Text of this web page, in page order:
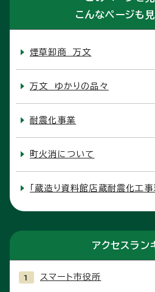
こんなページも
煙草卸商 万文
万文 ゆかりの品々
耐震化事業
町火消について
「蔵造り資料館店蔵耐震化工
アクセスラン
スマート市役所